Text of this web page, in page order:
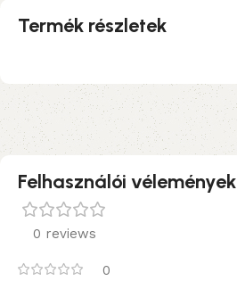
Termék részletek
Felhasználói vélemények
0 reviews
0